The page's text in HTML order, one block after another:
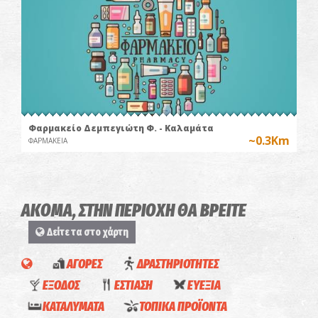
Φαρμακείο Δεμπεγιώτη Φ. - Καλαμάτα
ΦΑΡΜΑΚΕΙΑ ~0.3Km
Φαρμακείο Καρκατζούλη Κ. - Καλαμάτα
ΑΚΟΜΑ, ΣΤΗΝ ΠΕΡΙΟΧΗ ΘΑ ΒΡΕΙΤΕ
Δείτε τα στο χάρτη
ΑΓΟΡΕΣ
ΔΡΑΣΤΗΡΙΟΤΗΤΕΣ
ΕΞΟΔΟΣ
ΕΣΤΙΑΣΗ
ΕΥΕΞΙΑ
ΚΑΤΑΛΥΜΑΤΑ
ΤΟΠΙΚΑ ΠΡΟΪΟΝΤΑ